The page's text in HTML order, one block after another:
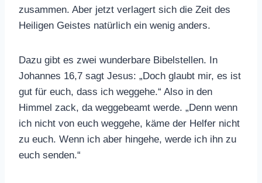
zusammen. Aber jetzt verlagert sich die Zeit des
Heiligen Geistes natürlich ein wenig anders.
Dazu gibt es zwei wunderbare Bibelstellen. In
Johannes 16,7 sagt Jesus: „Doch glaubt mir, es ist
gut für euch, dass ich weggehe.“ Also in den
Himmel zack, da weggebeamt werde. „Denn wenn
ich nicht von euch weggehe, käme der Helfer nicht
zu euch. Wenn ich aber hingehe, werde ich ihn zu
euch senden.“